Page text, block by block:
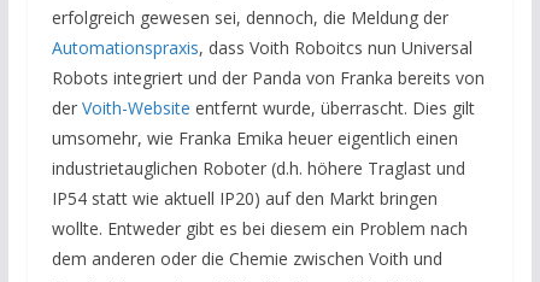
erfolgreich gewesen sei, dennoch, die Meldung der
Automationspraxis, dass Voith Roboitcs nun Universal
Robots integriert und der Panda von Franka bereits von
der Voith-Website entfernt wurde, überrascht. Dies gilt
umsomehr, wie Franka Emika heuer eigentlich einen
industrietauglichen Roboter (d.h. höhere Traglast und
IP54 statt wie aktuell IP20) auf den Markt bringen
wollte. Entweder gibt es bei diesem ein Problem nach
dem anderen oder die Chemie zwischen Voith und